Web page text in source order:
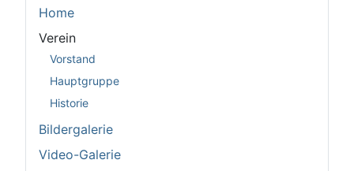
Home
Verein
Vorstand
Hauptgruppe
Historie
Bildergalerie
Video-Galerie